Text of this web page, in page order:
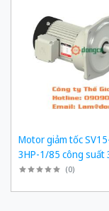
Motor giảm tốc
3HP-1/85 công suất
(2200W) 2,2kW 1/85
(0)